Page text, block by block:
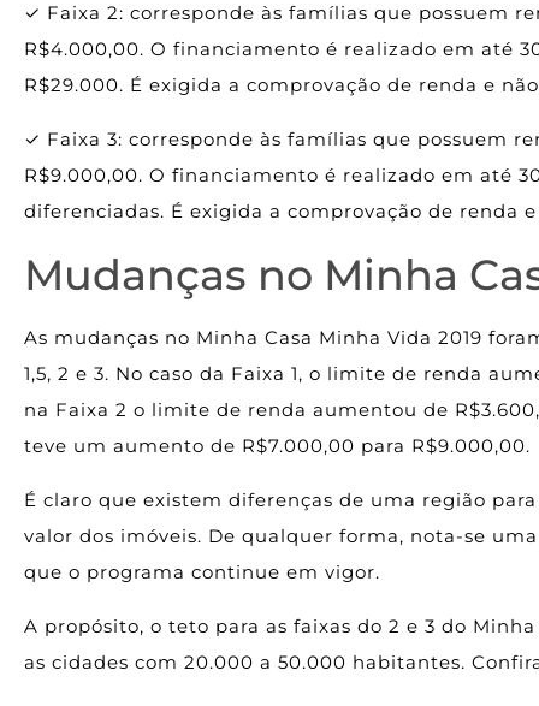
✓ Faixa 2: corresponde às famílias que possuem
R$4.000,00. O financiamento é realizado em até
R$29.000. É exigida a comprovação de renda e
✓ Faixa 3: corresponde às famílias que possuem
R$9.000,00. O financiamento é realizado em até
diferenciadas. É exigida a comprovação de renda
Mudanças no Minha
As mudanças no Minha Casa Minha Vida 2019
1,5, 2 e 3. No caso da Faixa 1, o limite de renda
na Faixa 2 o limite de renda aumentou de
teve um aumento de R$7.000,00 para R$9.000,00.
É claro que existem diferenças de uma região
valor dos imóveis. De qualquer forma, nota-se
que o programa continue em vigor.
A propósito, o teto para as faixas do 2 e 3 do
as cidades com 20.000 a 50.000 habitantes.